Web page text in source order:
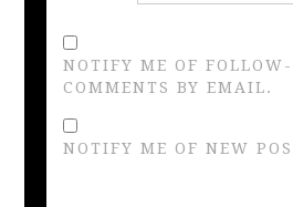
NOTIFY ME OF FOLLOW-
COMMENTS BY EMAIL.
NOTIFY ME OF NEW